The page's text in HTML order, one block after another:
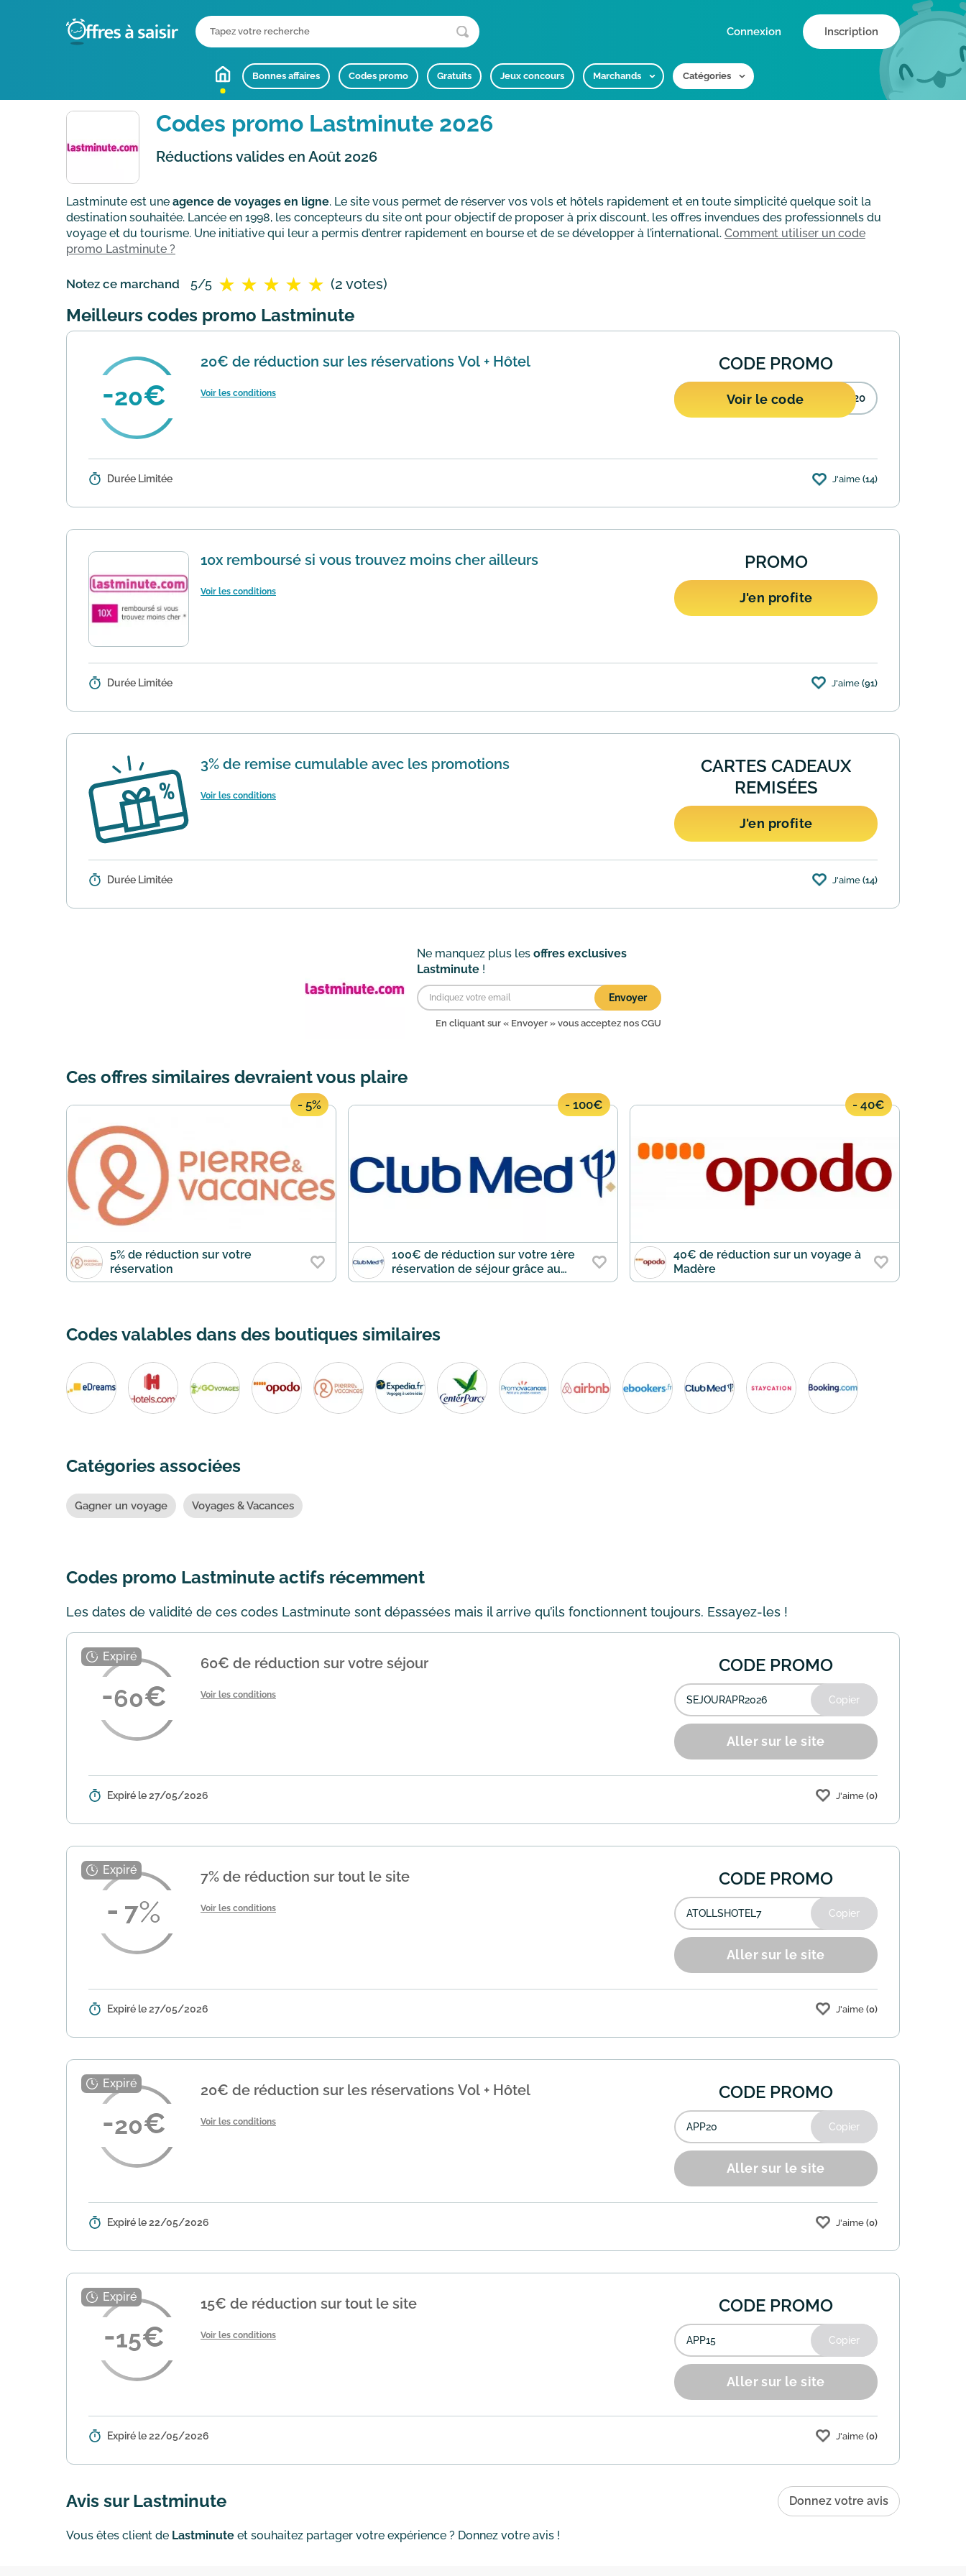
Connexion Inscription
Bonnes affaires Codes promo Gratuits Jeux concours Marchands Catégories
Codes promo Lastminute 2026
Réductions valides en Août 2026
Lastminute est une agence de voyages en ligne. Le site vous permet de réserver vos vols et hôtels rapidement et en toute simplicité quelque soit la
destination souhaitée. Lancée en 1998, les concepteurs du site ont pour objectif de proposer à prix discount, les offres invendues des professionnels du
voyage et du tourisme. Une initiative qui leur a permis d’entrer rapidement en bourse et de se développer à l’international. Comment utiliser un code
promo Lastminute ?
Notez ce marchand 5/5 (2 votes)
Meilleurs codes promo Lastminute
20
20€ de réduction sur les réservations Vol + Hôtel
Voir les conditions
CODE PROMO
Voir le code P20
Détails : Réservez un séjour Vol + Hôtel chez lastminute.com et bénéficiez de 20€ de réduction en utilisant le code promo APP20. Offre valable
Durée Limitée J'aime (14)
10x remboursé si vous trouvez moins cher ailleurs
Voir les conditions
PROMO
J'en profite
Détails : Vous recherchez un séjour à petit prix pour cet été ? Jetez un coup d’œil aux offres de séjour du liste Lastminute ! Le site vous
Durée Limitée J'aime (91)
3% de remise cumulable avec les promotions
Voir les conditions
CARTES CADEAUX
REMISÉES
J'en profite
Détails : Astuce : profitez de 3% de remise sur l'achat de cartes cadeaux Lastminute !Pourquoi craquer ?La raison est simple : ces chèques
Durée Limitée J'aime (14)
Ne manquez plus les offres exclusives
Lastminute !
Envoyer
En cliquant sur « Envoyer » vous acceptez nos CGU
Ces offres similaires devraient vous plaire
- 5%
5% de réduction sur votre
réservation
- 100€
100€ de réduction sur votre 1ère
réservation de séjour grâce au
parrainage
- 40€
40€ de réduction sur un voyage à
Madère
Codes valables dans des boutiques similaires
Catégories associées
Gagner un voyage Voyages & Vacances
Codes promo Lastminute actifs récemment
Les dates de validité de ces codes Lastminute sont dépassées mais il arrive qu’ils fonctionnent toujours. Essayez-les !
60
60€ de réduction sur votre séjour
Voir les conditions
CODE PROMO
Copier
Aller sur le site
Détails : Découvrez une offre exclusive sur lastminute.com pour vos prochaines vacances. Utilisez le code promo "SEJOURAPR2026" lors de
Expiré le 27/05/2026 J'aime (0)
7
7% de réduction sur tout le site
Voir les conditions
CODE PROMO
Copier
Aller sur le site
Détails : Lastminute.com est une plateforme spécialisée dans les voyages de dernière minute, proposant des offres sur les vols, hôtels et
Expiré le 27/05/2026 J'aime (0)
20
20€ de réduction sur les réservations Vol + Hôtel
Voir les conditions
CODE PROMO
Copier
Aller sur le site
Détails : Profitez d'une réduction de 20€ sur les réservations combinées Vol + Hôtel chez lastminute.com. Utilisez le code promo "APP20" lors de
Expiré le 22/05/2026 J'aime (0)
15
15€ de réduction sur tout le site
Voir les conditions
CODE PROMO
Copier
Aller sur le site
Détails : Profitez d'une offre exclusive sur lastminute.com avec 15€ de réduction sur votre commande. Utilisez le code "APP15" lors du paiement
Expiré le 22/05/2026 J'aime (0)
Avis sur Lastminute Donnez votre avis
Vous êtes client de Lastminute et souhaitez partager votre expérience ? Donnez votre avis !